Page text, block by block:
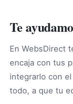
Te
En WebsDirect
encaja con tus
integrarlo con
todo, a que tu